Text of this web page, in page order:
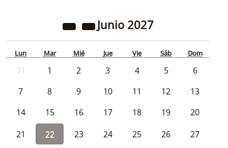
Junio 2027
Lun Mar Mié Jue Vie Sáb Dom
31 1 2 3 4 5
6
7
8 9 10 11 12
13
14
15 16 17 18 19
20
21
22 23 24 25 26
27